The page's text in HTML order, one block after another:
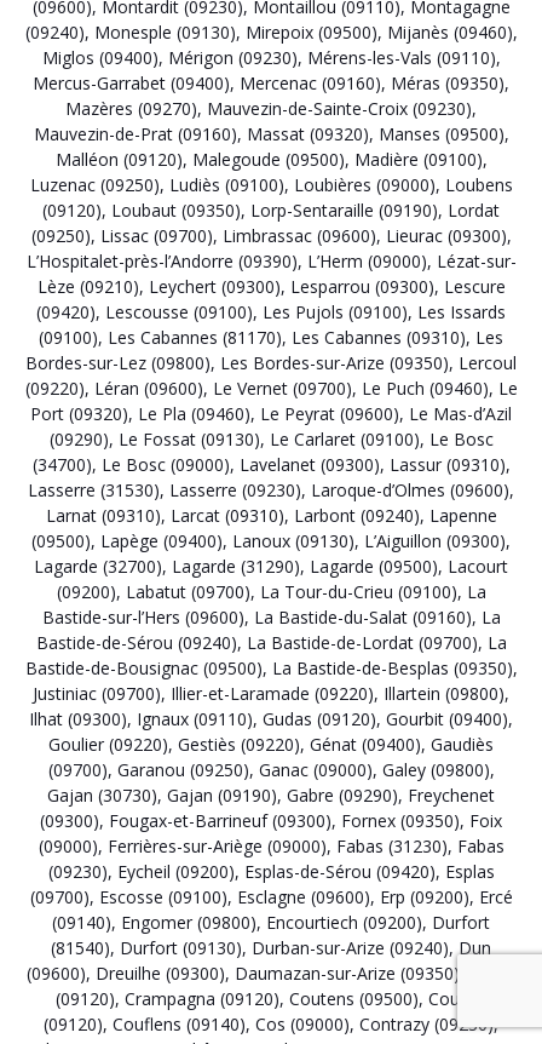
(09600), Montardit (09230), Montaillou (09110), Montagagne
(09240), Monesple (09130), Mirepoix (09500), Mijanès (09460),
Miglos (09400), Mérigon (09230), Mérens-les-Vals (09110),
Mercus-Garrabet (09400), Mercenac (09160), Méras (09350),
Mazères (09270), Mauvezin-de-Sainte-Croix (09230),
Mauvezin-de-Prat (09160), Massat (09320), Manses (09500),
Malléon (09120), Malegoude (09500), Madière (09100),
Luzenac (09250), Ludiès (09100), Loubières (09000), Loubens
(09120), Loubaut (09350), Lorp-Sentaraille (09190), Lordat
(09250), Lissac (09700), Limbrassac (09600), Lieurac (09300),
L’Hospitalet-près-l’Andorre (09390), L’Herm (09000), Lézat-sur-
Lèze (09210), Leychert (09300), Lesparrou (09300), Lescure
(09420), Lescousse (09100), Les Pujols (09100), Les Issards
(09100), Les Cabannes (81170), Les Cabannes (09310), Les
Bordes-sur-Lez (09800), Les Bordes-sur-Arize (09350), Lercoul
(09220), Léran (09600), Le Vernet (09700), Le Puch (09460), Le
Port (09320), Le Pla (09460), Le Peyrat (09600), Le Mas-d’Azil
(09290), Le Fossat (09130), Le Carlaret (09100), Le Bosc
(34700), Le Bosc (09000), Lavelanet (09300), Lassur (09310),
Lasserre (31530), Lasserre (09230), Laroque-d’Olmes (09600),
Larnat (09310), Larcat (09310), Larbont (09240), Lapenne
(09500), Lapège (09400), Lanoux (09130), L’Aiguillon (09300),
Lagarde (32700), Lagarde (31290), Lagarde (09500), Lacourt
(09200), Labatut (09700), La Tour-du-Crieu (09100), La
Bastide-sur-l’Hers (09600), La Bastide-du-Salat (09160), La
Bastide-de-Sérou (09240), La Bastide-de-Lordat (09700), La
Bastide-de-Bousignac (09500), La Bastide-de-Besplas (09350),
Justiniac (09700), Illier-et-Laramade (09220), Illartein (09800),
Ilhat (09300), Ignaux (09110), Gudas (09120), Gourbit (09400),
Goulier (09220), Gestiès (09220), Génat (09400), Gaudiès
(09700), Garanou (09250), Ganac (09000), Galey (09800),
Gajan (30730), Gajan (09190), Gabre (09290), Freychenet
(09300), Fougax-et-Barrineuf (09300), Fornex (09350), Foix
(09000), Ferrières-sur-Ariège (09000), Fabas (31230), Fabas
(09230), Eycheil (09200), Esplas-de-Sérou (09420), Esplas
(09700), Escosse (09100), Esclagne (09600), Erp (09200), Ercé
(09140), Engomer (09800), Encourtiech (09200), Durfort
(81540), Durfort (09130), Durban-sur-Arize (09240), Dun
(09600), Dreuilhe (09300), Daumazan-sur-Arize (09350)
(09120), Crampagna (09120), Coutens (09500), Coussa
(09120), Couflens (09140), Cos (09000), Contrazy (09230),